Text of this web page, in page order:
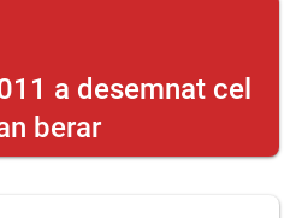
a desemnat cel
berar